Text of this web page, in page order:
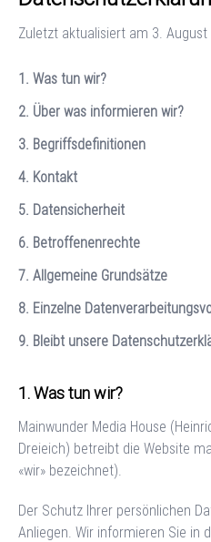
Zuletzt aktualisiert am 3. August
1. Was tun wir?
2. Über was informieren wir?
3. Begriffsdefinitionen
4. Kontakt
5. Datensicherheit
6. Betroffenenrechte
7. Allgemeine Grundsätze
8. Einzelne
9. Bleibt unsere
Was tun wir?
Mainwunder Media House (
Dreieich) betreibt die Website
«wir» bezeichnet).
Der Schutz Ihrer persönlichen
Anliegen. Wir informieren Sie in